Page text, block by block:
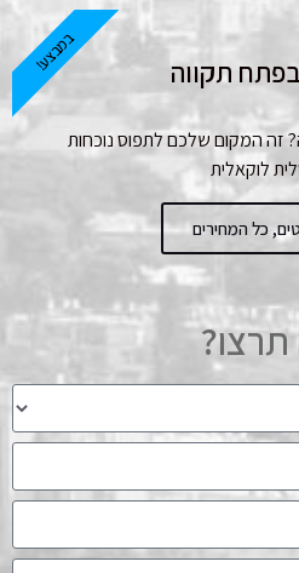
תקווה
זה המקום שלכם לתפוס נוכחות
לוקאלית
כל המחירים
במבצע!